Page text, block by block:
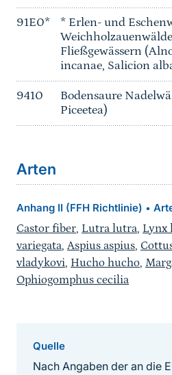
91E0*
* Erlen- und
Fließgewässern
incanae, Salicion
9410
Bodensaure
Piceetea)
Arten
Anhang II (FFH Richtlinie) •
Castor fiber, Lutra lutra, Lynx
variegata, Aspius aspius,
vladykovi, Hucho hucho,
Ophiogomphus cecilia
Quelle
Nach Angaben der an die